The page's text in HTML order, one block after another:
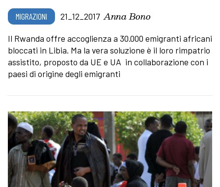
MIGRAZIONI 21_12_2017 Anna Bono
Il Rwanda offre accoglienza a 30.000 emigranti africani
bloccati in Libia. Ma la vera soluzione è il loro rimpatrio
assistito, proposto da UE e UA in collaborazione con i
paesi di origine degli emigranti